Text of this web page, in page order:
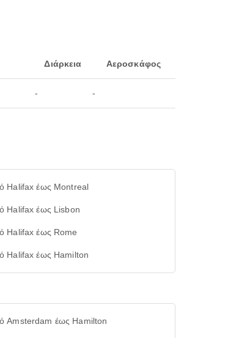
Διάρκεια Αεροσκάφος
- -
Halifax έως Montreal
Halifax έως Lisbon
Halifax έως Rome
Halifax έως Hamilton
Amsterdam έως Hamilton